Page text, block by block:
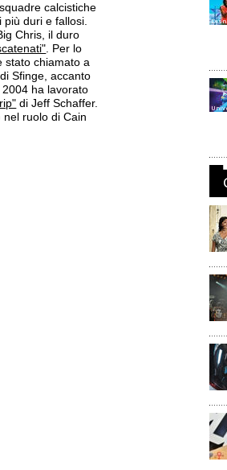
calcistiche
duri e fallosi.
Chris, il duro
. Per lo
stato chiamato a
Sfinge, accanto
ha lavorato
di Jeff Schaffer.
nel ruolo di Cain